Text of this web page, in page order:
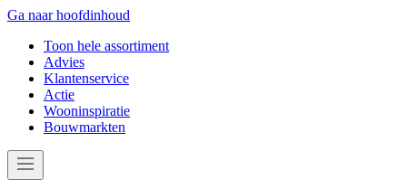
Ga naar hoofdinhoud
Toon hele assortiment
Advies
Klantenservice
Actie
Wooninspiratie
Bouwmarkten